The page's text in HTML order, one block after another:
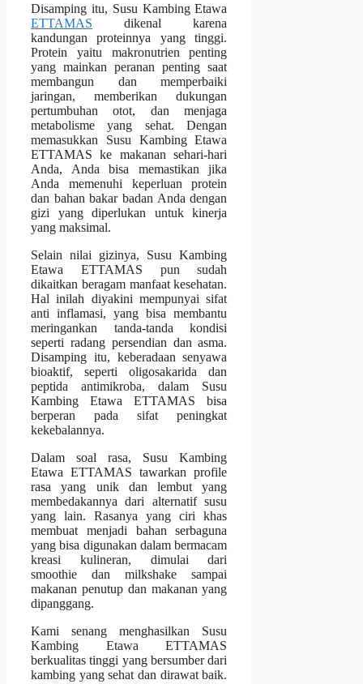
Disamping itu, Susu Kambing Etawa
ETTAMAS dikenal karena
kandungan proteinnya yang tinggi.
Protein yaitu makronutrien penting
yang mainkan peranan penting saat
membangun dan memperbaiki
jaringan, memberikan dukungan
pertumbuhan otot, dan menjaga
metabolisme yang sehat. Dengan
memasukkan Susu Kambing Etawa
ETTAMAS ke makanan sehari-hari
Anda, Anda bisa memastikan jika
Anda memenuhi keperluan protein
dan bahan bakar badan Anda dengan
gizi yang diperlukan untuk kinerja
yang maksimal.
Selain nilai gizinya, Susu Kambing
Etawa ETTAMAS pun sudah
dikaitkan beragam manfaat kesehatan.
Hal inilah diyakini mempunyai sifat
anti inflamasi, yang bisa membantu
meringankan tanda-tanda kondisi
seperti radang persendian dan asma.
Disamping itu, keberadaan senyawa
bioaktif, seperti oligosakarida dan
peptida antimikroba, dalam Susu
Kambing Etawa ETTAMAS bisa
berperan pada sifat peningkat
kekebalannya.
Dalam soal rasa, Susu Kambing
Etawa ETTAMAS tawarkan profile
rasa yang unik dan lembut yang
membedakannya dari alternatif susu
yang lain. Rasanya yang ciri khas
membuat menjadi bahan serbaguna
yang bisa digunakan dalam bermacam
kreasi kulineran, dimulai dari
smoothie dan milkshake sampai
makanan penutup dan makanan yang
dipanggang.
Kami senang menghasilkan Susu
Kambing Etawa ETTAMAS
berkualitas tinggi yang bersumber dari
kambing yang sehat dan dirawat baik.